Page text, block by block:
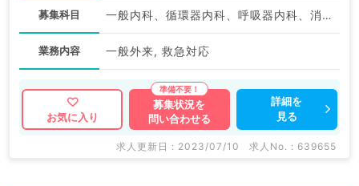
募集科目 一般内科、循環器内科、呼吸器内科、消化器内科、内分泌・代謝内科
業務内容 一般外来, 救急対応
お気に入り
募集状況を
問い合わせる
詳細を
見る
求人更新日 : 2023/07/10 求人No. : 639655